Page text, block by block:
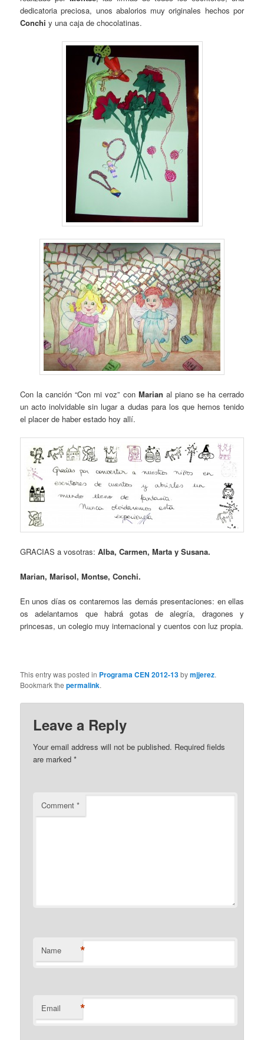
dedicatoria preciosa, unos abalorios muy originales hechos por
Conchi y una caja de chocolatinas.
Con la canción “Con mi voz” con Marian al piano se ha cerrado
un acto inolvidable sin lugar a dudas para los que hemos tenido
el placer de haber estado hoy allí.
GRACIAS a vosotras:Alba, Carmen, Marta y Susana.
Marian, Marisol, Montse, Conchi.
En unos días os contaremos las demás presentaciones: en ellas
os adelantamos que habrá gotas de alegría, dragones y
princesas, un colegio muy internacional y cuentos con luz propia.
This entry was posted in Programa CEN 2012-13bymjjerez.
Bookmark thepermalink.
Leave a Reply
Your email address will not be published. Required fields
are marked*
Comment*
Name *
Email *